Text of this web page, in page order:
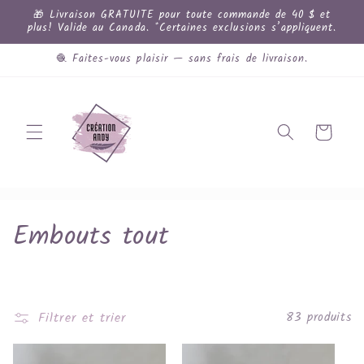
et
passer
au
contenu
🎁 Livraison GRATUITE pour toute commande de 40 $ et
plus! Valide au Canada. *Certaines exclusions s’appliquent.
🧶 Faites-vous plaisir — sans frais de livraison.
Panier
C
l
l
Embouts tout
Filtrer et trier 83 produits